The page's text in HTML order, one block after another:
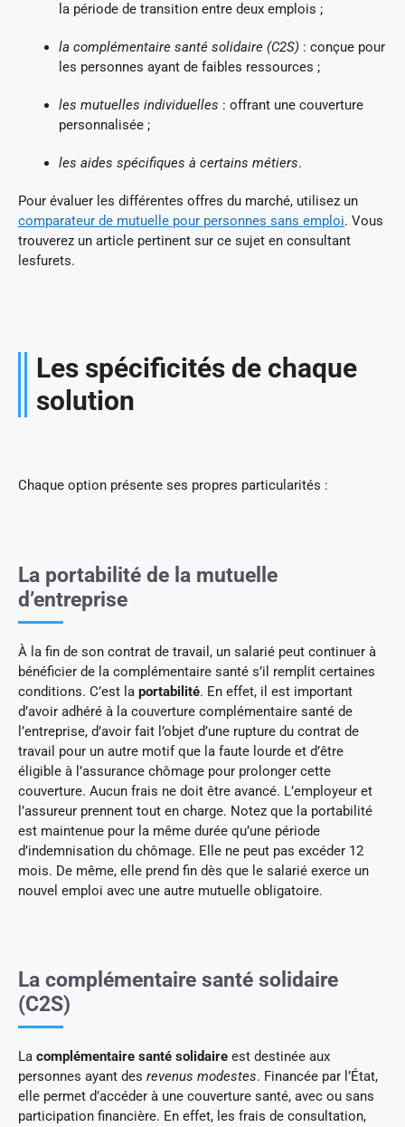
la période de transition entre deux emplois ;
la complémentaire santé solidaire (C2S) : conçue pour
les personnes ayant de faibles ressources ;
les mutuelles individuelles : offrant une couverture
personnalisée ;
les aides spécifiques à certains métiers.
Pour évaluer les différentes offres du marché, utilisez un
comparateur de mutuelle pour personnes sans emploi. Vous
trouverez un article pertinent sur ce sujet en consultant
lesfurets.
Les spécificités de chaque
solution
Chaque option présente ses propres particularités :
La portabilité de la mutuelle
d’entreprise
À la fin de son contrat de travail, un salarié peut continuer à
bénéficier de la complémentaire santé s’il remplit certaines
conditions. C’est la portabilité. En effet, il est important
d’avoir adhéré à la couverture complémentaire santé de
l’entreprise, d’avoir fait l’objet d’une rupture du contrat de
travail pour un autre motif que la faute lourde et d’être
éligible à l’assurance chômage pour prolonger cette
couverture. Aucun frais ne doit être avancé. L’employeur et
l’assureur prennent tout en charge. Notez que la portabilité
est maintenue pour la même durée qu’une période
d’indemnisation du chômage. Elle ne peut pas excéder 12
mois. De même, elle prend fin dès que le salarié exerce un
nouvel emploi avec une autre mutuelle obligatoire.
La complémentaire santé solidaire
(C2S)
La complémentaire santé solidaire est destinée aux
personnes ayant des revenus modestes. Financée par l’État,
elle permet d’accéder à une couverture santé, avec ou sans
participation financière. En effet, les frais de consultation,